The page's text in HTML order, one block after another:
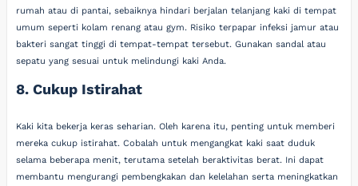
rumah atau di pantai, sebaiknya hindari berjalan telanjang kaki di tempat
umum seperti kolam renang atau gym. Risiko terpapar infeksi jamur atau
bakteri sangat tinggi di tempat-tempat tersebut. Gunakan sandal atau
sepatu yang sesuai untuk melindungi kaki Anda.
8. Cukup Istirahat
Kaki kita bekerja keras seharian. Oleh karena itu, penting untuk memberi
mereka cukup istirahat. Cobalah untuk mengangkat kaki saat duduk
selama beberapa menit, terutama setelah beraktivitas berat. Ini dapat
membantu mengurangi pembengkakan dan kelelahan serta meningkatkan